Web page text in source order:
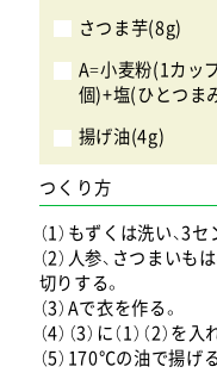
さつま芋(8g)
A=小麦粉(1カッ
個)+塩(ひとつま
揚げ油(4g)
つくり方
（1）もずくは洗い、3
（2）人参、さつまい
切りする。
（3）Aで衣を作る。
（4）（3）に（1）（2）を
（5）170℃の油で揚げる